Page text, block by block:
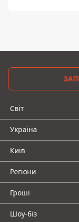
Світ
Україна
Київ
Регіони
Гроші
Шоу-біз